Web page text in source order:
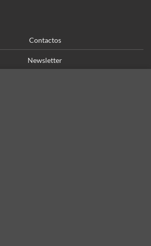
Contactos
Newsletter